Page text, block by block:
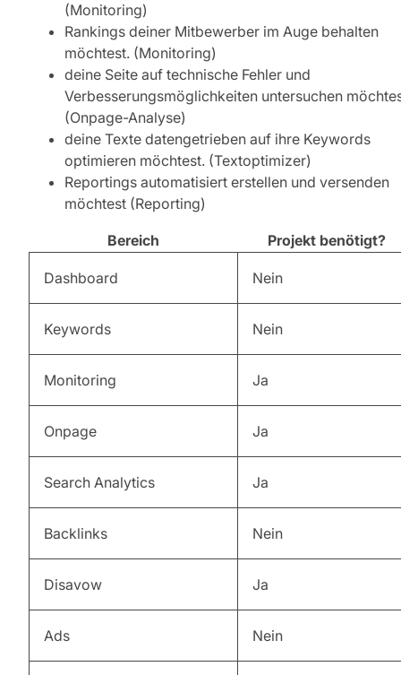
(Monitoring)
Rankings deiner Mitbewerber im Auge behalten
möchtest. (Monitoring)
deine Seite auf technische Fehler und
Verbesserungsmöglichkeiten untersuchen
(Onpage-Analyse)
deine Texte datengetrieben auf ihre Keywords
optimieren möchtest. (Textoptimizer)
Reportings automatisiert erstellen und versenden
möchtest (Reporting)
Bereich Projekt benötigt?
Dashboard Nein
Keywords Nein
Monitoring Ja
Onpage Ja
Search Analytics Ja
Backlinks Nein
Disavow Ja
Ads Nein